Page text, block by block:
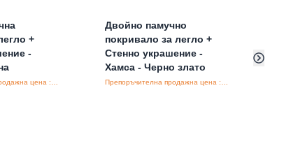
+
-
Двойно памучно
покривало за легло +
Стенно украшение -
Хамса - Черно злато